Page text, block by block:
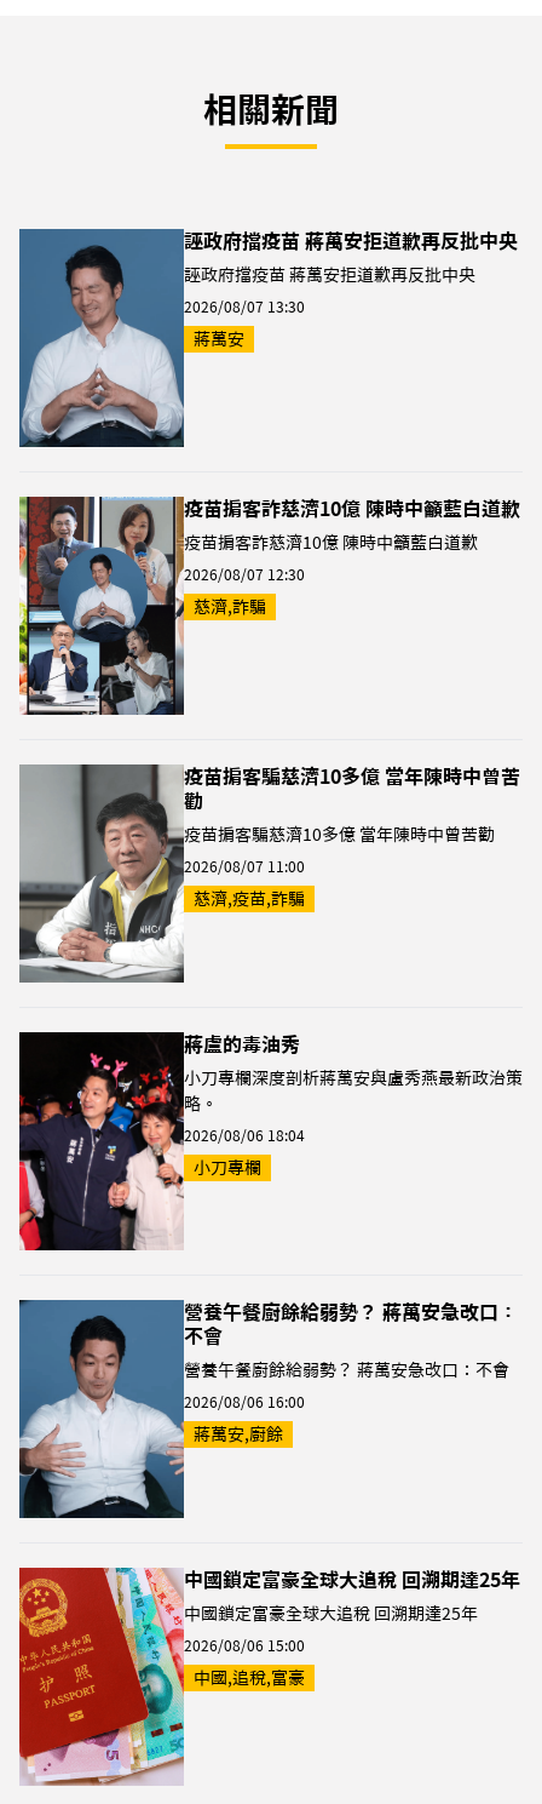
相關新聞
誣政府擋疫苗 蔣萬安拒道歉再反批中央
誣政府擋疫苗 蔣萬安拒道歉再反批中央
2026/08/07 13:30
蔣萬安
疫苗掮客詐慈濟10億 陳時中籲藍白道歉
疫苗掮客詐慈濟10億 陳時中籲藍白道歉
2026/08/07 12:30
慈濟,詐騙
疫苗掮客騙慈濟10多億 當年陳時中曾苦
勸
疫苗掮客騙慈濟10多億 當年陳時中曾苦勸
2026/08/07 11:00
慈濟,疫苗,詐騙
蔣盧的毒油秀
小刀專欄深度剖析蔣萬安與盧秀燕最新政治策
略。
2026/08/06 18:04
小刀專欄
營養午餐廚餘給弱勢？ 蔣萬安急改口：
不會
營養午餐廚餘給弱勢？ 蔣萬安急改口：不會
2026/08/06 16:00
蔣萬安,廚餘
中國鎖定富豪全球大追稅 回溯期達25年
中國鎖定富豪全球大追稅 回溯期達25年
2026/08/06 15:00
中國,追稅,富豪